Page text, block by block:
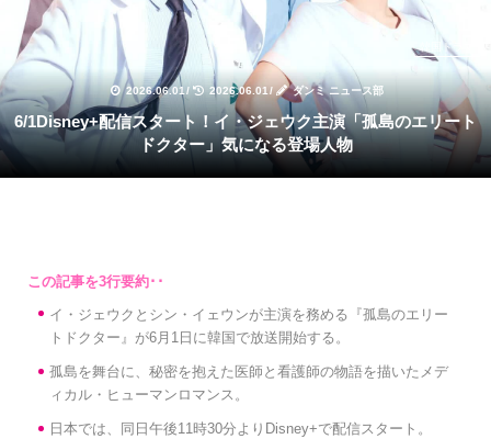
2026.06.01 / 2026.06.01 / ダンミ ニュース部
韓国ドラマ
6/1Disney+配信スタート！イ・ジェウク主演「孤島のエリート
ドクター」気になる登場人物
イ・ジェウクとシン・イェウンが主演を務める『孤島のエリー
トドクター』が6月1日に韓国で放送開始する。
孤島を舞台に、秘密を抱えた医師と看護師の物語を描いたメデ
ィカル・ヒューマンロマンス。
日本では、同日午後11時30分よりDisney+で配信スタート。